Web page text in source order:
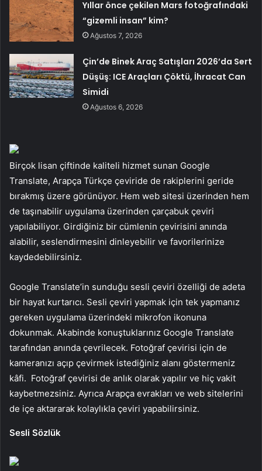
Yıllar önce çekilen Mars fotoğrafındaki
“gizemli insan” kim?
Ağustos 7, 2026
Çin’de Binek Araç Satışları 2026’da Sert
Düşüş: ICE Araçları Çöktü, İhracat Can
Simidi
Ağustos 6, 2026
Birçok lisan çiftinde kaliteli hizmet sunan Google
Translate, Arapça Türkçe çeviride de rakiplerini geride
bırakmış üzere görünüyor. Hem web sitesi üzerinden hem
de taşınabilir uygulama üzerinden çarçabuk çeviri
yapılabiliyor. Girdiğiniz bir cümlenin çevirisini anında
alabilir, seslendirmesini dinleyebilir ve favorilerinize
kaydedebilirsiniz.
Google Translate’in sunduğu sesli çeviri özelliği de adeta
bir hayat kurtarıcı. Sesli çeviri yapmak için tek yapmanız
gereken uygulama üzerindeki mikrofon ikonuna
dokunmak. Akabinde konuştuklarınız Google Translate
tarafından anında çevrilecek. Fotoğraf çevirisi için de
kameranızı açıp çevirmek istediğiniz alanı göstermeniz
kâfi. Fotoğraf çevirisi de anlık olarak yapılır ve hiç vakit
kaybetmezsiniz. Ayrıca Arapça evrakları ve web sitelerini
de içe aktararak kolaylıkla çeviri yapabilirsiniz.
Sesli Sözlük